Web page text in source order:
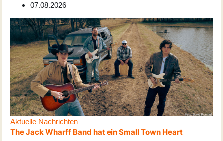
07.08.2026
Aktuelle Nachrichten
The Jack Wharff Band hat ein Small Town Heart